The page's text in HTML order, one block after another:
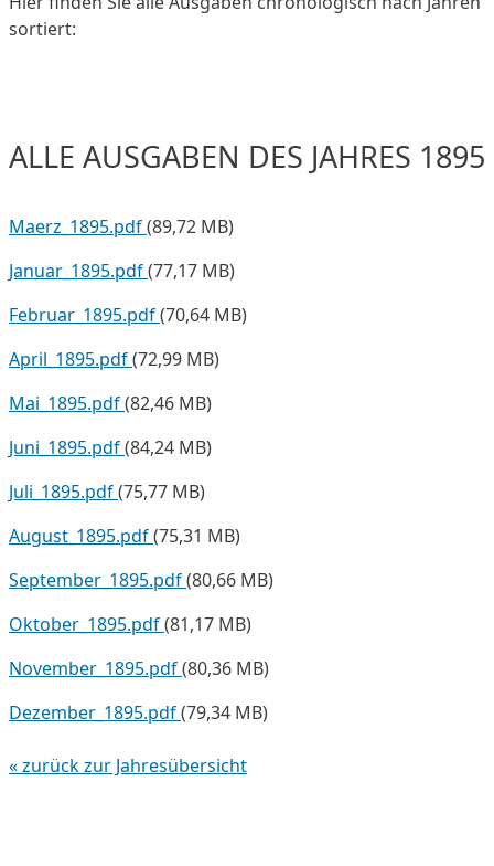
sortiert:
ALLE AUSGABEN DES JAHRES 1895
Maerz_1895.pdf(89,72 MB)
Januar_1895.pdf(77,17 MB)
Februar_1895.pdf(70,64 MB)
April_1895.pdf(72,99 MB)
Mai_1895.pdf(82,46 MB)
Juni_1895.pdf(84,24 MB)
Juli_1895.pdf(75,77 MB)
August_1895.pdf(75,31 MB)
September_1895.pdf(80,66 MB)
Oktober_1895.pdf(81,17 MB)
November_1895.pdf(80,36 MB)
Dezember_1895.pdf(79,34 MB)
« zurück zur Jahresübersicht